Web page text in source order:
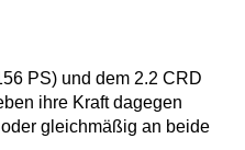
PS) und dem 2.2 CRD
ihre Kraft dagegen
gleichmäßig an beide